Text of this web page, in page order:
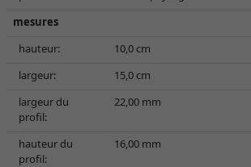
mesures
hauteur:
10,0 cm
largeur:
15,0 cm
largeur du
profil:
22,00 mm
hauteur du
profil:
16,00 mm